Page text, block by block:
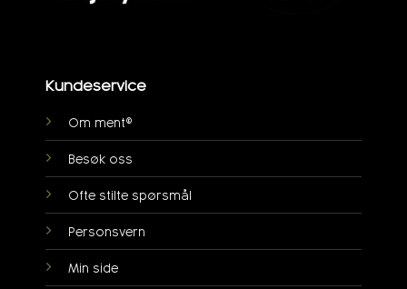
Kundeservice
Om ment®
Besøk oss
Ofte stilte spørsmål
Personsvern
Min side